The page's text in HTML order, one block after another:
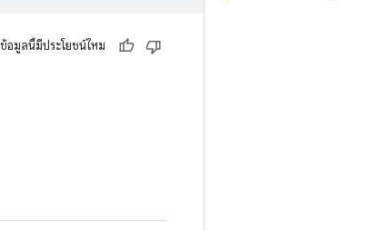
ข้อมูลนี้มีประโยชน์ไหม